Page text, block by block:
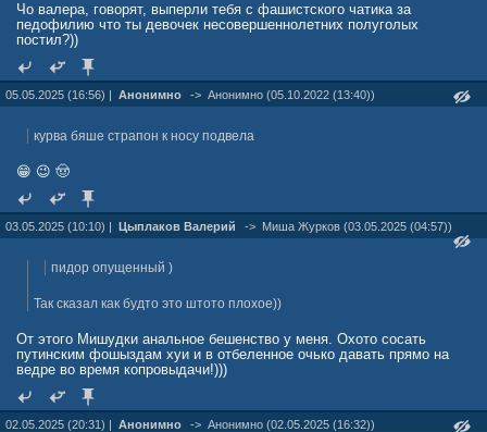
Чо валера, говорят, выперли тебя с фашистского чатика за
педофилию что ты девочек несовершеннолетних полуголых
постил?))
05.05.2025 (16:56) | Анонимно -> Анонимно (05.10.2022 (13:40))
курва бяше страпон к носу подвела
😁 😉 🤠
03.05.2025 (10:10) | Цыплаков Валерий -> Миша Жуpков (03.05.2025 (04:57))
пидор опущенный )
Так сказал как будто это штото плохое))
От этого Мишудки анальное бешенство у меня. Охото сосать
путинским фошыздам хуи и в отбеленное очько давать прямо на
ведре во время копровыдачи!)))
02.05.2025 (20:31) | Анонимно -> Анонимно (02.05.2025 (16:32))